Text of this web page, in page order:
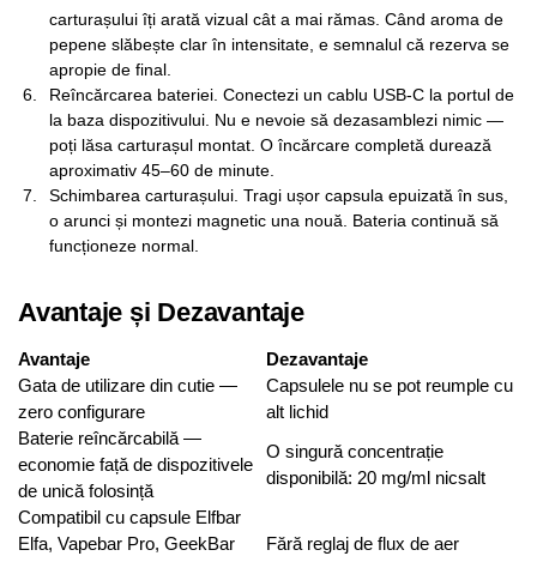
carturașului îți arată vizual cât a mai rămas. Când aroma de
pepene slăbește clar în intensitate, e semnalul că rezerva se
apropie de final.
Reîncărcarea bateriei. Conectezi un cablu USB-C la portul de
la baza dispozitivului. Nu e nevoie să dezasamblezi nimic —
poți lăsa carturașul montat. O încărcare completă durează
aproximativ 45–60 de minute.
Schimbarea carturașului. Tragi ușor capsula epuizată în sus,
o arunci și montezi magnetic una nouă. Bateria continuă să
funcționeze normal.
Avantaje și Dezavantaje
Avantaje
Dezavantaje
Gata de utilizare din cutie —
zero configurare
Capsulele nu se pot reumple cu
alt lichid
Baterie reîncărcabilă —
economie față de dispozitivele
de unică folosință
O singură concentrație
disponibilă: 20 mg/ml nicsalt
Compatibil cu capsule Elfbar
Elfa, Vapebar Pro, GeekBar
Fără reglaj de flux de aer